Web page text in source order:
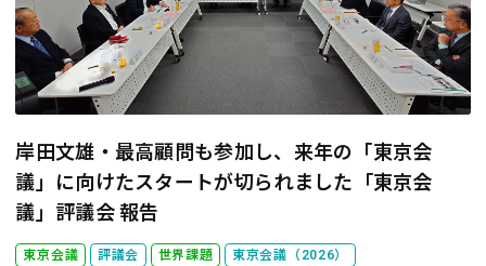
岸田文雄・最高顧問も参加し、来年の「東京会
議」に向けたスタートが切られました 「東京会
議」評議会 報告
東京会議 評議会 世界課題 東京会議（2026）